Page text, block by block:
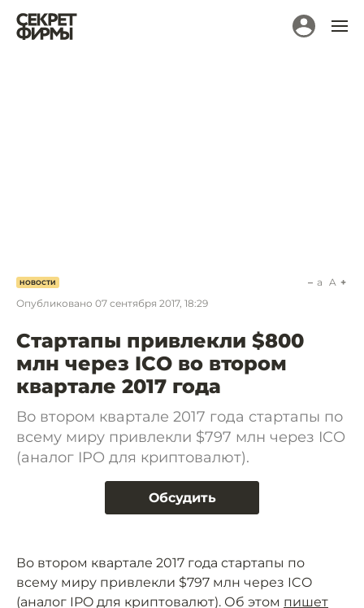
НОВОСТИ
Опубликовано 07 сентября 2017, 18:29
a A
Стартапы привлекли $800
млн через ICO во втором
квартале 2017 года
Во втором квартале 2017 года стартапы по
всему миру привлекли $797 млн через ICO
(аналог IPO для криптовалют).
Обсудить
Во втором квартале 2017 года стартапы по
всему миру привлекли $797 млн через ICO
(аналог IPO для криптовалют). Об этом пишет